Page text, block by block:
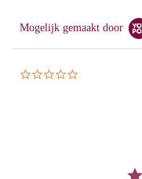
Mogelijk gemaakt door